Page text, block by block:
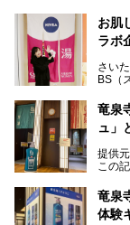
今年
（ユ
湯舞
ウナ"
ど、
オー
紹介
お肌
ラボ
さい
BS（
読者
スパ
提供
この
竜泉
ュ」
提供
この
ーー
注目
竜泉
体験